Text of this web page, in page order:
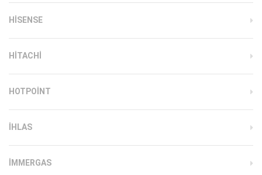
HISENSE
HITACHI
HOTPOINT
IHLAS
İMMERGAS